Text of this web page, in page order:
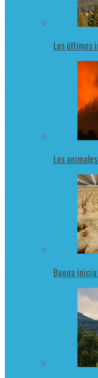
Los últimos
Los
Buena